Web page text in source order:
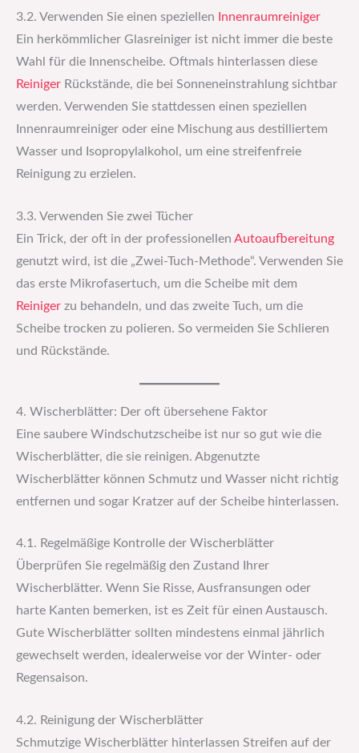
3.2. Verwenden Sie einen speziellen
Innenraumreiniger
Ein herkömmlicher Glasreiniger ist nicht immer die beste
Wahl für die Innenscheibe. Oftmals hinterlassen diese
Reiniger Rückstände, die bei Sonneneinstrahlung sichtbar
werden. Verwenden Sie stattdessen einen speziellen
Innenraumreiniger oder eine Mischung aus destilliertem
Wasser und Isopropylalkohol, um eine streifenfreie
Reinigung zu erzielen.
3.3. Verwenden Sie zwei Tücher
Ein Trick, der oft in der professionellen Autoaufbereitung
genutzt wird, ist die „Zwei-Tuch-Methode“. Verwenden Sie
das erste Mikrofasertuch, um die Scheibe mit dem
Reiniger zu behandeln, und das zweite Tuch, um die
Scheibe trocken zu polieren. So vermeiden Sie Schlieren
und Rückstände.
4. Wischerblätter: Der oft übersehene Faktor
Eine saubere Windschutzscheibe ist nur so gut wie die
Wischerblätter, die sie reinigen. Abgenutzte
Wischerblätter können Schmutz und Wasser nicht richtig
entfernen und sogar Kratzer auf der Scheibe hinterlassen.
4.1. Regelmäßige Kontrolle der Wischerblätter
Überprüfen Sie regelmäßig den Zustand Ihrer
Wischerblätter. Wenn Sie Risse, Ausfransungen oder
harte Kanten bemerken, ist es Zeit für einen Austausch.
Gute Wischerblätter sollten mindestens einmal jährlich
gewechselt werden, idealerweise vor der Winter- oder
Regensaison.
4.2. Reinigung der Wischerblätter
Schmutzige Wischerblätter hinterlassen Streifen auf der